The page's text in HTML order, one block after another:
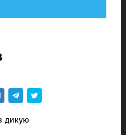
дикую